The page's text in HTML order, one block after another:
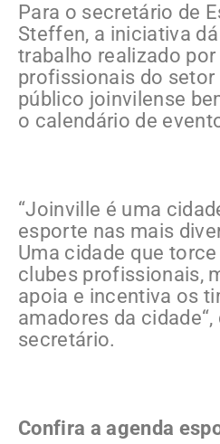
Para o secretário de
Steffen, a iniciativa
trabalho realizado
profissionais do setor
público joinvilense
o calendário de
“Joinville é uma
esporte nas mais
Uma cidade que
clubes profissionais,
apoia e incentiva os
amadores da
secretário.
Confira a agenda